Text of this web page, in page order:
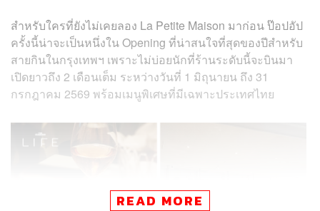
สำหรับใครที่ยังไม่เคยลอง La Petite Maison มาก่อน ป๊อปอัป
ครั้งนี้น่าจะเป็นหนึ่งใน Opening ที่น่าสนใจที่สุดของปีสำหรับ
สายกินในกรุงเทพฯ เพราะไม่บ่อยนักที่ร้านระดับนี้จะบินมา
เปิดยาวถึง 2 เดือนเต็ม ระหว่างวันที่ 1 มิถุนายน ถึง 31
กรกฎาคม 2569 พร้อมเมนูพิเศษที่มีเฉพาะประเทศไทย
READ MORE